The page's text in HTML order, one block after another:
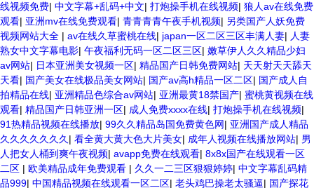
线视频免费| 中文字幕+乱码+中文| 打炮操手机在线视频| 狼人av在线免费
观看| 亚洲mv在线免费观看| 青青青青午夜手机视频| 另类国产人妖免费
视频网站大全 | av在线久草蜜桃在线| japan一区二区三区丰满人妻| 人妻
熟女中文字幕电影| 午夜福利无码一区二区三区| 嫩草伊人久久精品少妇
av网站| 日本亚洲美女视频一区| 精品国产日韩免费网站| 天天射天天舔天
天看| 国产美女在线极品美女网站| 国产av高h精品一区二区| 国产成人自
拍精品在线| 亚洲精品色综合av网站| 亚洲最黄18禁国产| 蜜桃黄视频在线
观看| 精品国产日韩亚洲一区| 成人免费xxxx在线| 打炮操手机在线视频|
91热精品视频在线播放| 99久久精品岛国免费黄色网| 亚洲国产成人精品
久久久久久久久 | 看全黄大黄大色大片美女| 成年人视频在线播放网站| 男
人把女人桶到爽午夜视频| avapp免费在线观看| 8x8x国产在线观看一区
二区 | 欧美精品成年免费观看 | 久久一二三区狠狠婷婷| 中文字幕乱码精
品999| 中国精品视频在线观看一区二区| 老头鸡巴操老太骚逼| 国产探花